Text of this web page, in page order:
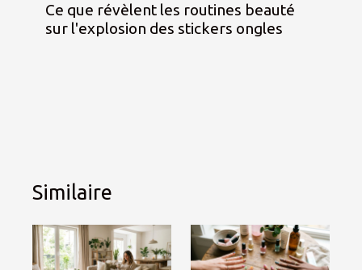
Ce que révèlent les routines beauté
sur l'explosion des stickers ongles
Similaire